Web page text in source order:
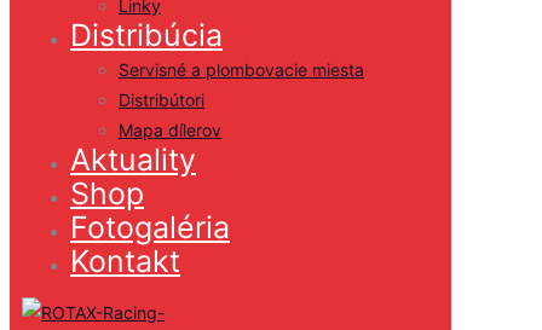
Linky
Distribúcia
Servisné a plombovacie miesta
Distribútori
Mapa dílerov
Aktuality
Shop
Fotogaléria
Kontakt